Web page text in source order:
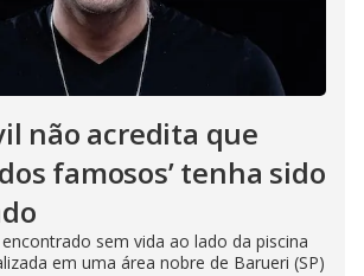
não acredita que
famosos’ tenha sido
sem vida ao lado da piscina
em uma área nobre de Barueri (SP)